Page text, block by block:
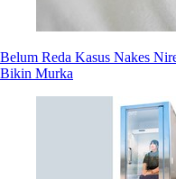
Belum Reda Kasus Nakes
Bikin Murka